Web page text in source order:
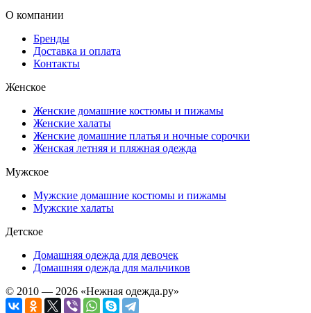
О компании
Бренды
Доставка и оплата
Контакты
Женское
Женские домашние костюмы и пижамы
Женские халаты
Женские домашние платья и ночные сорочки
Женская летняя и пляжная одежда
Мужское
Мужские домашние костюмы и пижамы
Мужские халаты
Детское
Домашняя одежда для девочек
Домашняя одежда для мальчиков
© 2010 — 2026 «Нежная одежда.ру»